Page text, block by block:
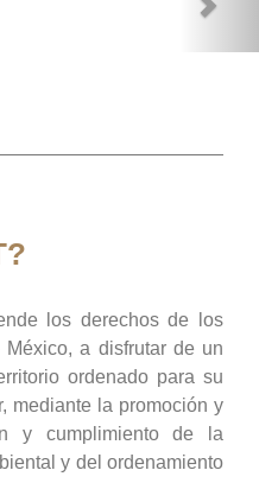
los derechos de los
a disfrutar de un
ordenado para su
mediante la promoción y
y cumplimiento de la
y del ordenamiento